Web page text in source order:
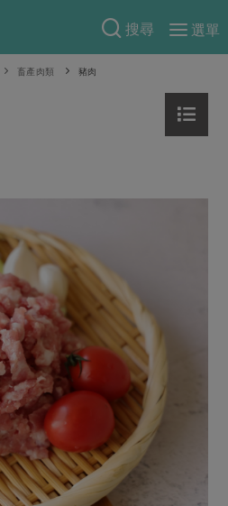
搜尋
選單
乳製品
米麵雜糧
水產
一籃菜真心話
合作聯合國
生活提案
親子食育
惜食
畜產肉類 豬肉